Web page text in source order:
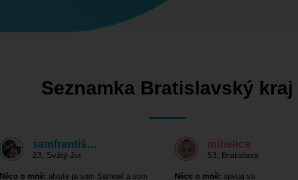
Seznamka Bratislavský kraj
samfrantiš…
23 Svätý Jur
Něco o mně: ahojte ja som Samuel a som
mihelica
53 Bratislava
Něco o mně: spytaj sa